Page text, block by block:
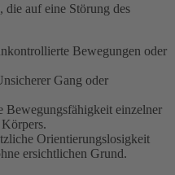
auf eine Störung des
Bewegungen oder
Gang oder
Bewegungsfähigkeit einzelner
Orientierungslosigkeit
ersichtlichen Grund.